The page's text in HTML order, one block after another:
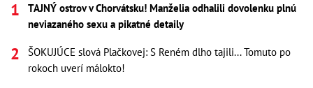
TAJNÝ ostrov v Chorvátsku! Manželia odhalili dovolenku plnú
neviazaného sexu a pikatné detaily
ŠOKUJÚCE slová Plačkovej: S Reném dlho tajili... Tomuto po
rokoch uverí málokto!